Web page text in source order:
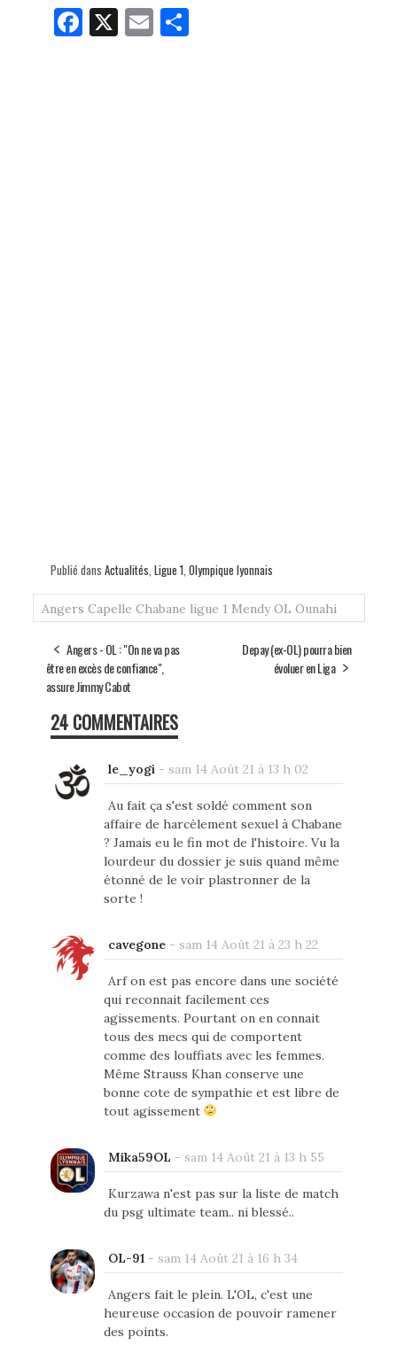
Fa
ce
X E
m
Pa
Publié dans Actualités, Ligue 1, Olympique lyonnais
Angers Capelle Chabane ligue 1 Mendy OL Ounahi
Angers - OL : "On ne va pas
être en excès de confiance",
assure Jimmy Cabot
Depay (ex-OL) pourra bien
évoluer en Liga
24 COMMENTAIRES
le_yogi- sam 14 Août 21 à 13 h 02
Au fait ça s'est soldé comment son
affaire de harcèlement sexuel à Chabane
? Jamais eu le fin mot de l'histoire. Vu la
lourdeur du dossier je suis quand même
étonné de le voir plastronner de la
sorte !
cavegone- sam 14 Août 21 à 23 h 22
Arf on est pas encore dans une société
qui reconnait facilement ces
agissements. Pourtant on en connait
tous des mecs qui de comportent
comme des louffiats avec les femmes.
Même Strauss Khan conserve une
bonne cote de sympathie et est libre de
tout agissement
Mika59OL - sam 14 Août 21 à 13 h 55
Kurzawa n'est pas sur la liste de match
du psg ultimate team.. ni blessé..
OL-91- sam 14 Août 21 à 16 h 34
Angers fait le plein. L'OL, c'est une
heureuse occasion de pouvoir ramener
des points.